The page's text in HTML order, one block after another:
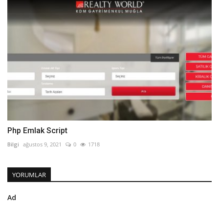
Php Emlak Script
Bilgi ağustos 9, 2021 0 1718
YORUMLAR
Ad